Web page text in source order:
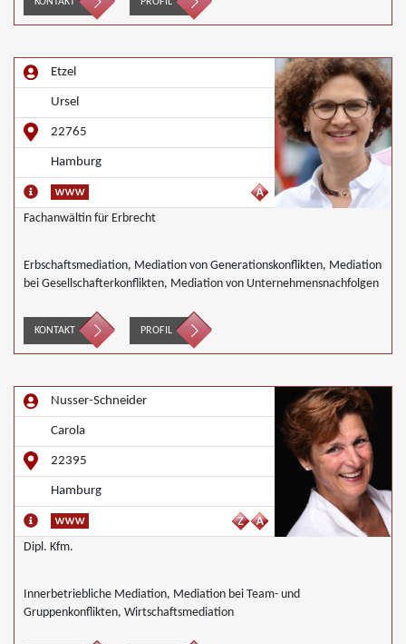
Etzel
Ursel
22765
Hamburg
Fachanwältin für Erbrecht
Erbschaftsmediation, Mediation von Generationskonflikten, Mediation
bei Gesellschafterkonflikten, Mediation von Unternehmensnachfolgen
KONTAKT PROFIL
Nusser-Schneider
Carola
22395
Hamburg
Dipl. Kfm.
Innerbetriebliche Mediation, Mediation bei Team- und
Gruppenkonflikten, Wirtschaftsmediation